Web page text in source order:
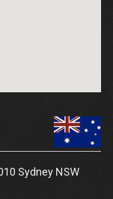
Sydney NSW